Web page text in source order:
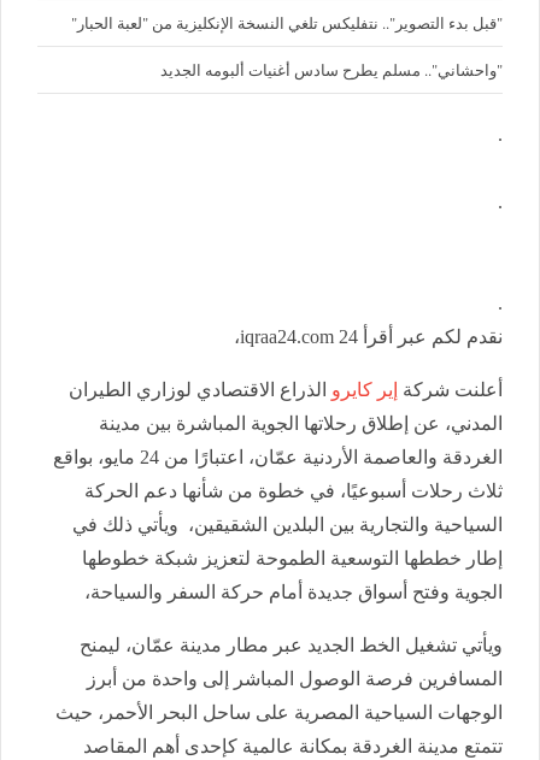
"قبل بدء التصوير".. نتفليكس تلغي النسخة الإنكليزية من "لعبة الحبار"
"واحشاني".. مسلم يطرح سادس أغنيات ألبومه الجديد
.
.
.
نقدم لكم عبر أقرأ 24 iqraa24.com،
أعلنت شركة إير كايرو الذراع الاقتصادي لوزاري الطيران
المدني، عن إطلاق رحلاتها الجوية المباشرة بين مدينة
الغردقة والعاصمة الأردنية عمّان، اعتبارًا من 24 مايو، بواقع
ثلاث رحلات أسبوعيًا، في خطوة من شأنها دعم الحركة
السياحية والتجارية بين البلدين الشقيقين، ويأتي ذلك في
إطار خططها التوسعية الطموحة لتعزيز شبكة خطوطها
الجوية وفتح أسواق جديدة أمام حركة السفر والسياحة،
ويأتي تشغيل الخط الجديد عبر مطار مدينة عمّان، ليمنح
المسافرين فرصة الوصول المباشر إلى واحدة من أبرز
الوجهات السياحية المصرية على ساحل البحر الأحمر، حيث
تتمتع مدينة الغردقة بمكانة عالمية كإحدى أهم المقاصد